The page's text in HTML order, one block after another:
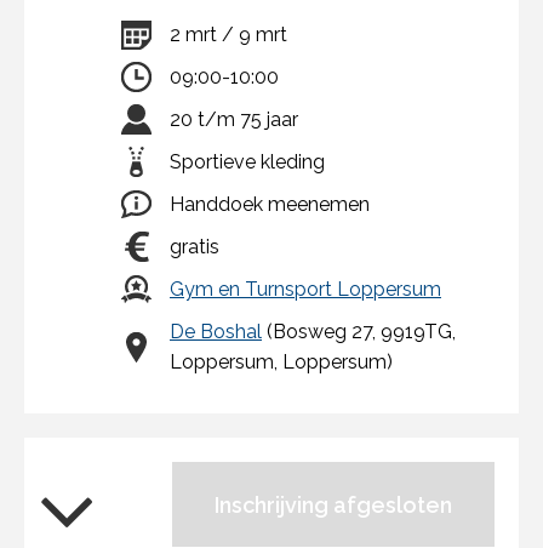
2 mrt / 9 mrt
09:00-10:00
20 t/m 75 jaar
Sportieve kleding
Handdoek meenemen
gratis
Gym en Turnsport Loppersum
De Boshal (Bosweg 27, 9919TG,
Loppersum, Loppersum)
Inschrijving afgesloten